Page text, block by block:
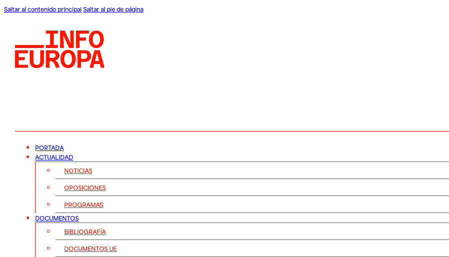
Saltar al contenido principal Saltar al pie de página
PORTADA
ACTUALIDAD
NOTICIAS
OPOSICIONES
PROGRAMAS
DOCUMENTOS
BIBLIOGRAFÍA
DOCUMENTOS UE